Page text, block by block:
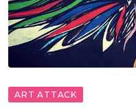
ART ATTACK